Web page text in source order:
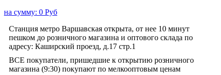
на сумму: 0 Руб
Станция метро Варшавская открыта, от нее 10 минут
пешком до розничного магазина и оптового склада по
адресу: Каширский проезд, д.17 стр.1
ВСЕ покупатели, пришедшие к открытию розничного
магазина (9:30) покупают по мелкооптовым ценам